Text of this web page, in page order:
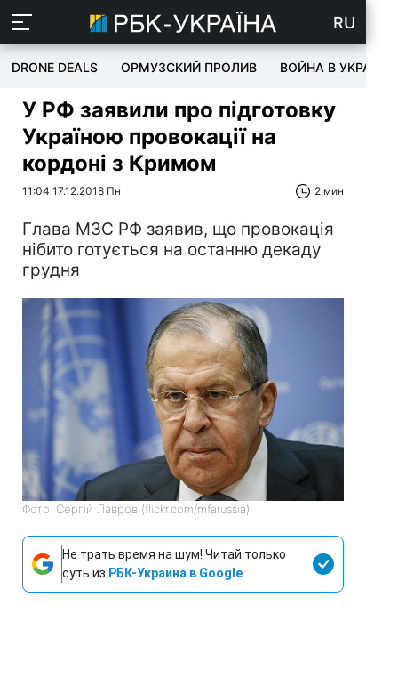
RU
DRONE DEALS ОРМУЗСКИЙ ПРОЛИВ ВОЙНА В УКРАИНЕ
У РФ заявили про підготовку
Україною провокації на
кордоні з Кримом
11:04 17.12.2018 Пн 2 мин
Глава МЗС РФ заявив, що провокація
нібито готується на останню декаду
грудня
Фото: Сергій Лавров (flickr.com/mfarussia)
Не трать время на шум! Читай только
суть из РБК-Украина в Google